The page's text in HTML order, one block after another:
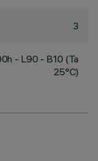
3
- L90 - B10 (Ta
25°C)